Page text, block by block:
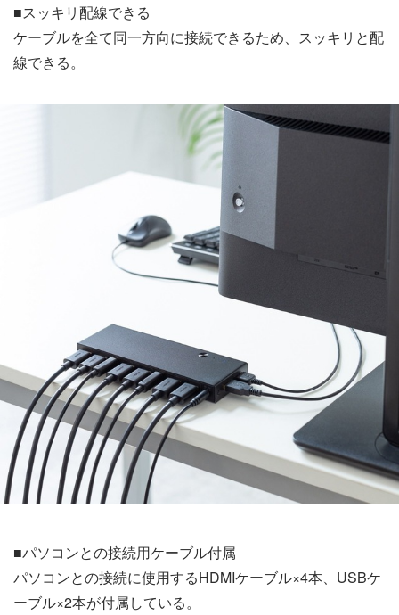
■スッキリ配線できる
ケーブルを全て同一方向に接続できるため、スッキリと配
線できる。
■パソコンとの接続用ケーブル付属
パソコンとの接続に使用するHDMIケーブル×4本、USBケ
ーブル×2本が付属している。